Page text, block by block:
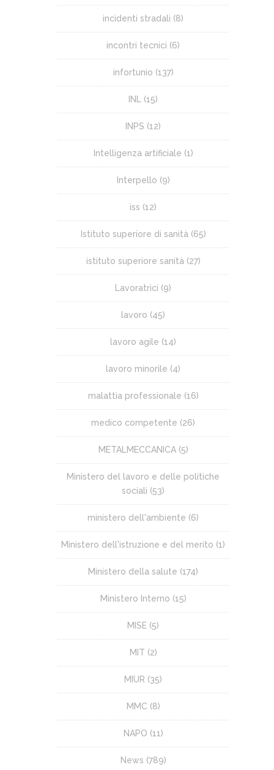
incidenti stradali (8)
incontri tecnici (6)
infortunio (137)
INL (15)
INPS (12)
Intelligenza artificiale (1)
Interpello (9)
iss (12)
Istituto superiore di sanità (65)
istituto superiore sanità (27)
Lavoratrici (9)
lavoro (45)
lavoro agile (14)
lavoro minorile (4)
malattia professionale (16)
medico competente (26)
METALMECCANICA(5)
Ministero del lavoro e delle politiche
sociali (53)
ministero dell'ambiente (6)
Ministero dell'istruzione e del merito (1)
Ministero della salute (174)
Ministero Interno (15)
MISE (5)
MIT (2)
MIUR (35)
MMC (8)
NAPO (11)
News (789)